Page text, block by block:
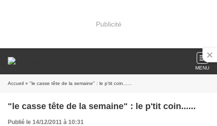
Publicité
MENU
Accueil » "le casse tête de la semaine" : le p'tit coin......
"le casse tête de la semaine" : le p'tit coin......
Publié le 14/12/2011 à 10:31